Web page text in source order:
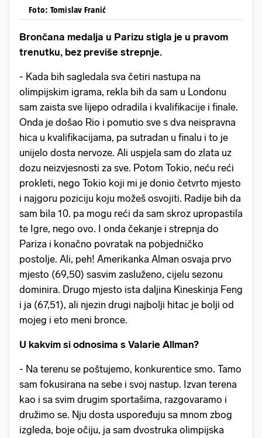
Foto: Tomislav Franić
Brončana medalja u Parizu stigla je u pravom
trenutku, bez previše strepnje.
- Kada bih sagledala sva četiri nastupa na
olimpijskim igrama, rekla bih da sam u Londonu
sam zaista sve lijepo odradila i kvalifikacije i finale.
Onda je došao Rio i pomutio sve s dva neispravna
hica u kvalifikacijama, pa sutradan u finalu i to je
unijelo dosta nervoze. Ali uspjela sam do zlata uz
dozu neizvjesnosti za sve. Potom Tokio, neću reći
prokleti, nego Tokio koji mi je donio četvrto mjesto
i najgoru poziciju koju možeš osvojiti. Radije bih da
sam bila 10. pa mogu reći da sam skroz upropastila
te Igre, nego ovo. I onda čekanje i strepnja do
Pariza i konačno povratak na pobjedničko
postolje. Ali, peh! Amerikanka Alman osvaja prvo
mjesto (69,50) sasvim zasluženo, cijelu sezonu
dominira. Drugo mjesto ista daljina Kineskinja Feng
i ja (67,51), ali njezin drugi najbolji hitac je bolji od
mojeg i eto meni bronce.
U kakvim si odnosima s Valarie Allman?
- Na terenu se poštujemo, konkurentice smo. Tamo
sam fokusirana na sebe i svoj nastup. Izvan terena
kao i sa svim drugim sportašima, razgovaramo i
družimo se. Nju dosta uspoređuju sa mnom zbog
izgleda, boje očiju, ja sam dvostruka olimpijska